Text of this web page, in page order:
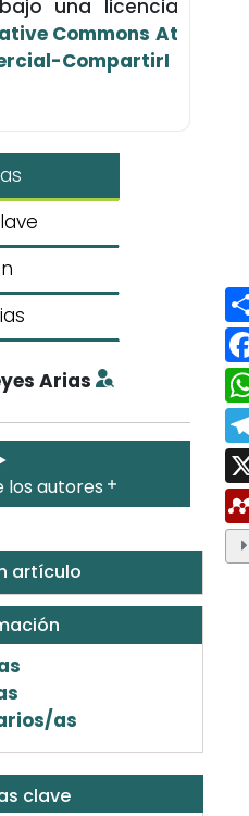
una licencia
Commons At
CompartirI
Arias
los autores
artículo
as
clave